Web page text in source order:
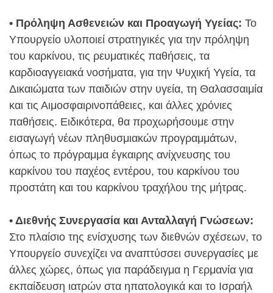
• Πρόληψη Ασθενειών και Προαγωγή Υγείας: Το
Υπουργείο υλοποιεί στρατηγικές για την πρόληψη
του καρκίνου, τις ρευματικές παθήσεις, τα
καρδιοαγγειακά νοσήματα, για την Ψυχική Υγεία, τα
Δικαιώματα των παιδιών στην υγεία, τη Θαλασσαιμία
και τις Αιμοσφαιρινοπάθειες, και άλλες χρόνιες
παθήσεις. Ειδικότερα, θα προχωρήσουμε στην
εισαγωγή νέων πληθυσμιακών προγραμμάτων,
όπως το πρόγραμμα έγκαιρης ανίχνευσης του
καρκίνου του παχέος εντέρου, του καρκίνου του
προστάτη και του καρκίνου τραχήλου της μήτρας.
• Διεθνής Συνεργασία και Ανταλλαγή Γνώσεων:
Στο πλαίσιο της ενίσχυσης των διεθνών σχέσεων, το
Υπουργείο συνεχίζει να αναπτύσσει συνεργασίες με
άλλες χώρες, όπως για παράδειγμα η Γερμανία για
εκπαίδευση ιατρών στα ηπατολογικά και το Ισραήλ